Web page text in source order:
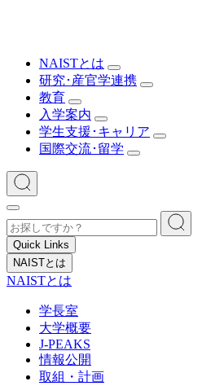
NAISTとは
研究･産官学連携
教育
入学案内
学生支援･キャリア
国際交流･留学
Quick Links
NAISTとは
NAISTとは
学長室
大学概要
J-PEAKS
情報公開
取組・計画